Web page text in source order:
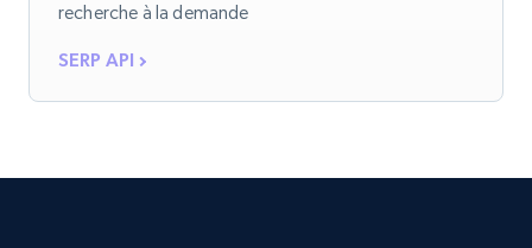
recherche à la demande
SERP API